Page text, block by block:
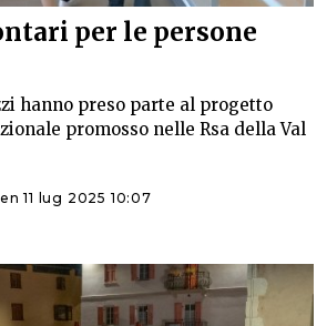
per le persone
hanno preso parte al progetto
promosso nelle Rsa della Val
11 lug 2025 10:07